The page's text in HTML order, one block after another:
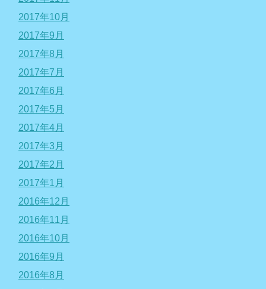
2017年10月
2017年9月
2017年8月
2017年7月
2017年6月
2017年5月
2017年4月
2017年3月
2017年2月
2017年1月
2016年12月
2016年11月
2016年10月
2016年9月
2016年8月